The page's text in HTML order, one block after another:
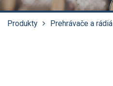
Produkty Prehrávače a rádiá